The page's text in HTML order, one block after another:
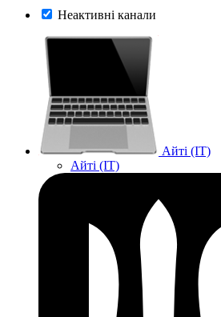
Неактивні канали
Айті (IT)
Айті (IT)